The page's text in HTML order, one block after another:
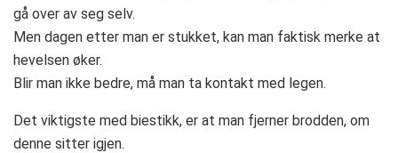
gå over av seg selv.
Men dagen etter man er stukket, kan man faktisk merke at
hevelsen øker.
Blir man ikke bedre, må man ta kontakt med legen.
Det viktigste med biestikk, er at man fjerner brodden, om
denne sitter igjen.